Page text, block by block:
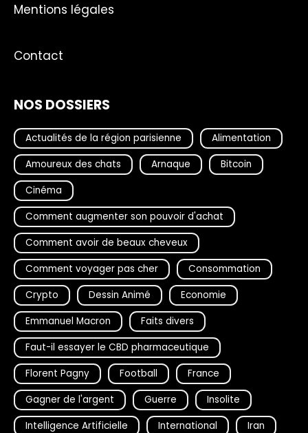
Mentions légales
Contact
NOS DOSSIERS
Actualités de la région parisienne
Alimentation
Amoureux des chats
Arnaque
Bitcoin
Cinéma
Comment augmenter son pouvoir d'achat
Comment avoir de beaux cheveux
Comment voyager pas cher
Consommation
Crypto
Dessin Animé
Economie
Emmanuel Macron
Faits divers
Faut-il essayer le CBD pharmaceutique
Florent Pagny
Football
France
Gagner de l'argent
Guerre
Insolite
Intelligence Artificielle
International
Iran